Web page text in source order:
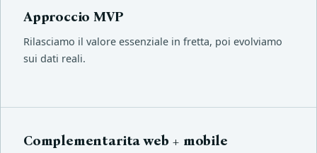
Approccio MVP
Rilasciamo il valore essenziale in fretta, poi evolviamo
sui dati reali.
Complementarita web + mobile